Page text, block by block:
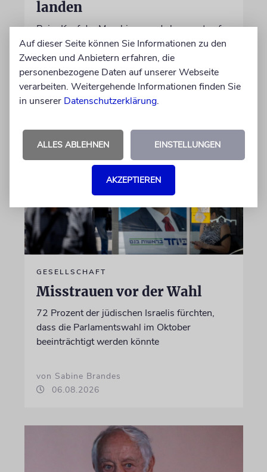
landen
Beim Kauf der Maschine wurde bewusst auf
das System »FalconEye« verzichtet, weil der
israelische Rüstungskonzern Elbit Systems an
dem Produkt beteiligt ist
06.08.2026
GESELLSCHAFT
Misstrauen vor der Wahl
72 Prozent der jüdischen Israelis fürchten,
dass die Parlamentswahl im Oktober
beeinträchtigt werden könnte
von Sabine Brandes
06.08.2026
Auf dieser Seite können Sie Informationen zu den
Zwecken und Anbietern erfahren, die
personenbezogene Daten auf unserer Webseite
verarbeiten. Weitergehende Informationen finden Sie
in unserer Datenschutzerklärung.
ALLES ABLEHNEN EINSTELLUNGEN
AKZEPTIEREN